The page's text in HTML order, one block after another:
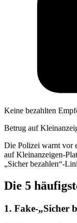
Keine bezahlten
Betrug auf
Die Polizei warnt vor
auf Kleinanzeigen-
„Sicher bezahlen“-
Die 5
1. Fake-„Sicher